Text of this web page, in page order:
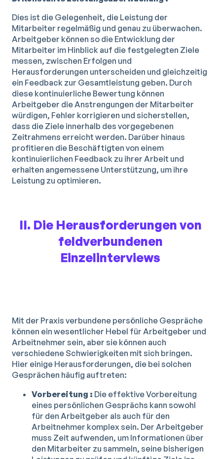
Dies ist die Gelegenheit, die Leistung der
Mitarbeiter regelmäßig und genau zu überwachen.
Arbeitgeber können so die Entwicklung der
Mitarbeiter im Hinblick auf die festgelegten Ziele
messen, zwischen Erfolgen und
Herausforderungen unterscheiden und gleichzeitig
ein Feedback zur Gesamtleistung geben. Durch
diese kontinuierliche Bewertung können
Arbeitgeber die Anstrengungen der Mitarbeiter
würdigen, Fehler korrigieren und sicherstellen,
dass die Ziele innerhalb des vorgegebenen
Zeitrahmens erreicht werden. Darüber hinaus
profitieren die Beschäftigten von einem
kontinuierlichen Feedback zu ihrer Arbeit und
erhalten angemessene Unterstützung, um ihre
Leistung zu optimieren.
II. Die Herausforderungen von
feldverbundenen
Einzelinterviews
Mit der Praxis verbundene persönliche Gespräche
können ein wesentlicher Hebel für Arbeitgeber und
Arbeitnehmer sein, aber sie können auch
verschiedene Schwierigkeiten mit sich bringen.
Hier einige Herausforderungen, die bei solchen
Gesprächen häufig auftreten:
Vorbereitung : Die effektive Vorbereitung
eines persönlichen Gesprächs kann sowohl
für den Arbeitgeber als auch für den
Arbeitnehmer komplex sein. Der Arbeitgeber
muss Zeit aufwenden, um Informationen über
den Mitarbeiter zu sammeln, seine bisherigen